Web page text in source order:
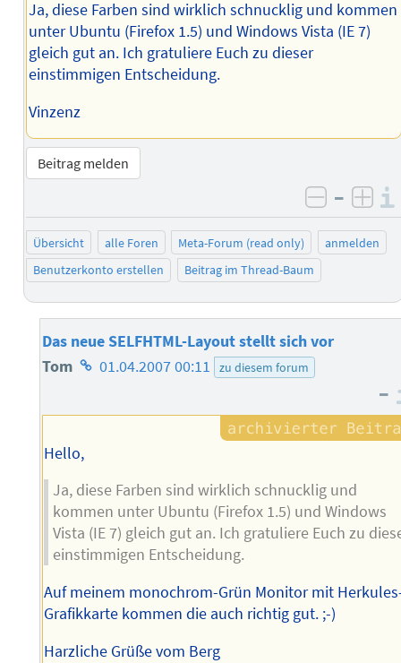
Ja, diese Farben sind wirklich schnucklig und kommen
unter Ubuntu (Firefox 1.5) und Windows Vista (IE 7)
gleich gut an. Ich gratuliere Euch zu dieser
einstimmigen Entscheidung.
Vinzenz
Beitrag melden
negativ
–
Übersicht alle Foren Meta-Forum (read only)
anmelden
Benutzerkonto erstellen
Beitrag im Thread-Baum
Das neue SELFHTML-Layout stellt sich vor
Tom Homepage
Autors
01.04.2007 00:11 zu diesem forum
–
Hello,
Ja, diese Farben sind wirklich schnucklig und
kommen unter Ubuntu (Firefox 1.5) und Windows
Vista (IE 7) gleich gut an. Ich gratuliere Euch zu
einstimmigen Entscheidung.
Auf meinem monochrom-Grün Monitor mit
Grafikkarte kommen die auch richtig gut. ;-)
Harzliche Grüße vom Berg